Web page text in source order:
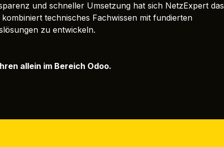
und schneller Umsetzung hat sich NetzExpert das
technisches Fachwissen mit fundierten
zu entwickeln.
allein im Bereich Odoo.